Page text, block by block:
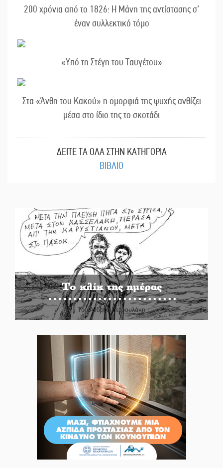
200 χρόνια από το 1826: Η Μάνη της αντίστασης σ’
έναν συλλεκτικό τόμο
«Υπό τη Στέγη του Ταϋγέτου»
Στα «Άνθη του Κακού» η ομορφιά της ψυχής ανθίζει
μέσα στο ίδιο της το σκοτάδι
ΔΕΙΤΕ ΤΑ ΟΛΑ ΣΤΗΝ ΚΑΤΗΓΟΡΙΑ
ΒΙΒΛΙΟ
Το κλίκ της ημέρας
Του Ανδρέα Πετρουλάκη